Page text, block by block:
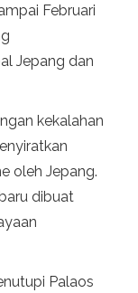
Februari
Jepang dan
kekalahan
oleh Jepang.
dibuat
Palaos